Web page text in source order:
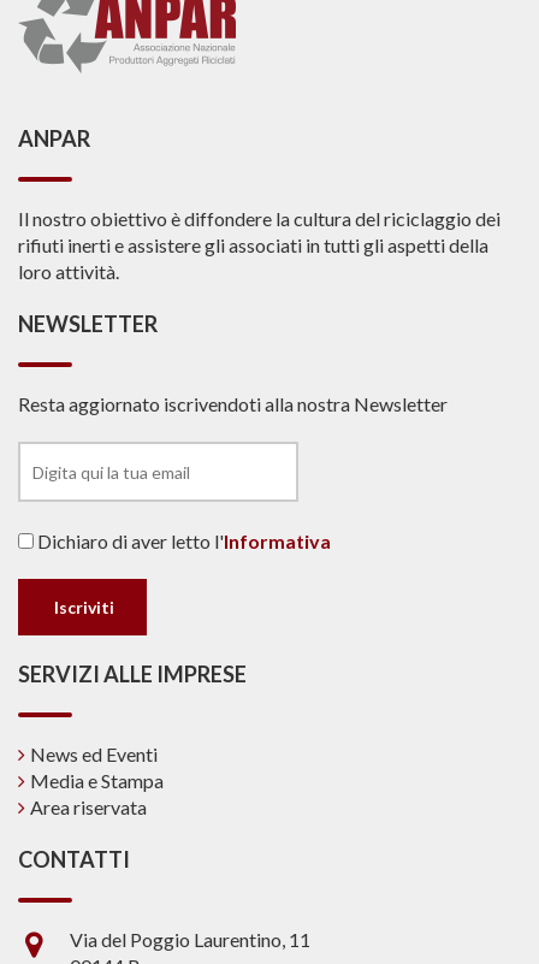
ANPAR
Il nostro obiettivo è diffondere la cultura del riciclaggio dei
rifiuti inerti e assistere gli associati in tutti gli aspetti della
loro attività.
NEWSLETTER
Resta aggiornato iscrivendoti alla nostra Newsletter
Dichiaro di aver letto l'Informativa
SERVIZI ALLE IMPRESE
News ed Eventi
Media e Stampa
Area riservata
CONTATTI
Via del Poggio Laurentino, 11